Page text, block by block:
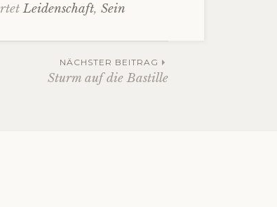
Leidenschaft, Sein
NÄCHSTER BEITRAG
Sturm auf die Bastille